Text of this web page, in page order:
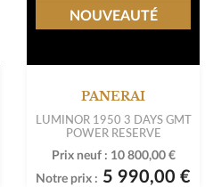
PANERAI
LUMINOR 1950 3 DAYS GMT
POWER RESERVE
Prix neuf : 10 800,00 €
Notre prix : 5 990,00 €
NOUVEAUTÉ